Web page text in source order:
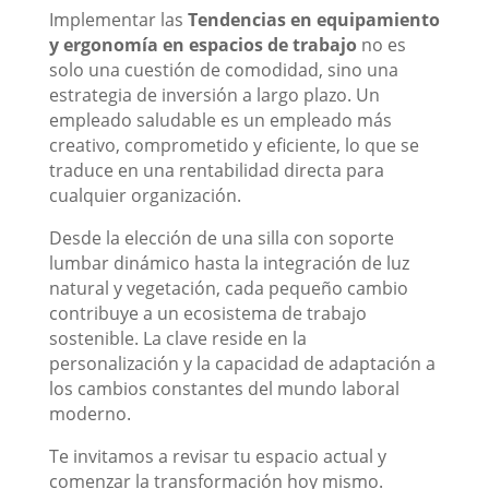
Implementar las Tendencias en equipamiento
y ergonomía en espacios de trabajono es
solo una cuestión de comodidad, sino una
estrategia de inversión a largo plazo. Un
empleado saludable es un empleado más
creativo, comprometido y eficiente, lo que se
traduce en una rentabilidad directa para
cualquier organización.
Desde la elección de una silla con soporte
lumbar dinámico hasta la integración de luz
natural y vegetación, cada pequeño cambio
contribuye a un ecosistema de trabajo
sostenible. La clave reside en la
personalización y la capacidad de adaptación a
los cambios constantes del mundo laboral
moderno.
Te invitamos a revisar tu espacio actual y
comenzar la transformación hoy mismo.